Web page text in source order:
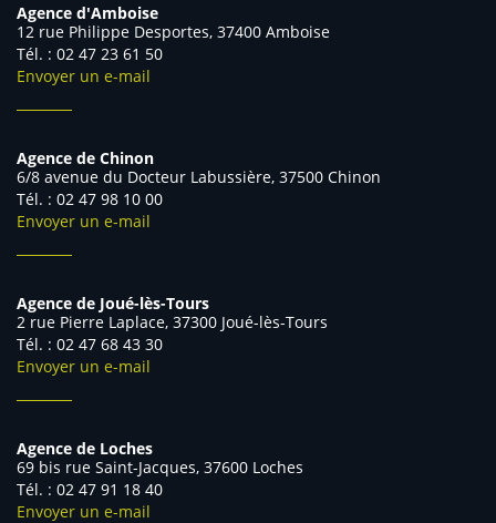
Agence d'Amboise
12 rue Philippe Desportes, 37400 Amboise
Tél. : 02 47 23 61 50
Envoyer un e-mail
Agence de Chinon
6/8 avenue du Docteur Labussière, 37500 Chinon
Tél. : 02 47 98 10 00
Envoyer un e-mail
Agence de Joué-lès-Tours
2 rue Pierre Laplace, 37300 Joué-lès-Tours
Tél. : 02 47 68 43 30
Envoyer un e-mail
Agence de Loches
69 bis rue Saint-Jacques, 37600 Loches
Tél. : 02 47 91 18 40
Envoyer un e-mail